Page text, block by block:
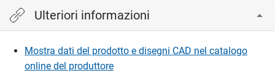
portata per ogni mensola
Ulteriori informazioni
Mostra dati del prodotto e disegni CAD nel catalogo
online del produttore